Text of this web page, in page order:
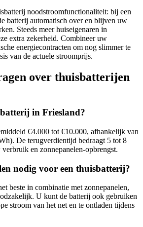
noodstroomfunctionaliteit: bij een
batterij automatisch over en blijven uw
Steeds meer huiseigenaren in
extra zekerheid. Combineer uw
energiecontracten om nog slimmer te
van de actuele stroomprijs.
over thuisbatterijen
in Friesland?
€4.000 tot €10.000, afhankelijk van
De terugverdientijd bedraagt 5 tot 8
en zonnepanelen-opbrengst.
nodig voor een thuisbatterij?
beste in combinatie met zonnepanelen,
U kunt de batterij ook gebruiken
stroom van het net en te ontladen tijdens